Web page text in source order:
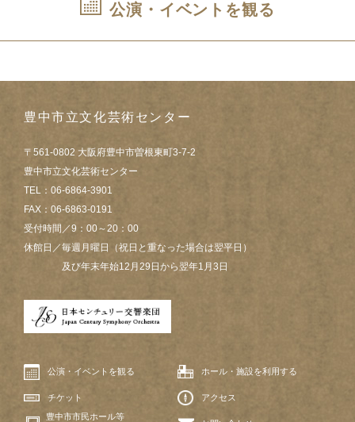
公演・イベントを観る
豊中市立文化芸術センター
〒561-0802 大阪府豊中市曽根東町3-7-2
豊中市立文化芸術センター
TEL：06-6864-3901
FAX：06-6863-0191
受付時間／9：00～20：00
休館日／毎週月曜日（祝日と重なった場合は翌平日）
及び年末年始12月29日から翌年1月3日
公演・イベントを観る ホール・施設を利用する
チケット
アクセス
豊中市市民ホール等